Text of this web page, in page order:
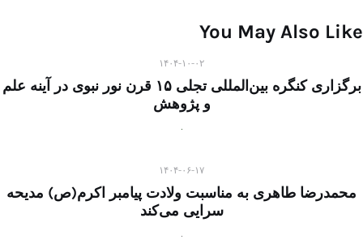
You May Also Like
۱۴۰۴-۱۰-۰۲
برگزاری کنگره بین‌المللی تجلی ۱۵ قرن نور نبوی در آینه علم
و پژوهش
۱۴۰۴-۰۶-۱۷
محمدرضا طاهری به مناسبت ولادت پیامبر اکرم(ص) مدیحه
سرایی می‌کند